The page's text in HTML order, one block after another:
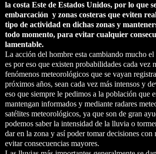
la costa Este de Estados Unidos, por lo que
embarcación y zonas costeras que eviten
tipo de actividad en dichas zonas y
todo momento, para evitar cualquier
lamentable.
La acción del hombre esta cambiando mucho
es por eso que existen probabilidades cada vez
fenómenos meteorológicos que se vayan
próximos años, sean cada vez más intensos y
eso que siempre le pedimos a la población que
mantengan informados y mediante radares
satélites meteorológicos, ya que son de gran
podemos saber la intensidad de la lluvia o
dar en la zona y así poder tomar decisiones con
evitar consecuencias mayores.